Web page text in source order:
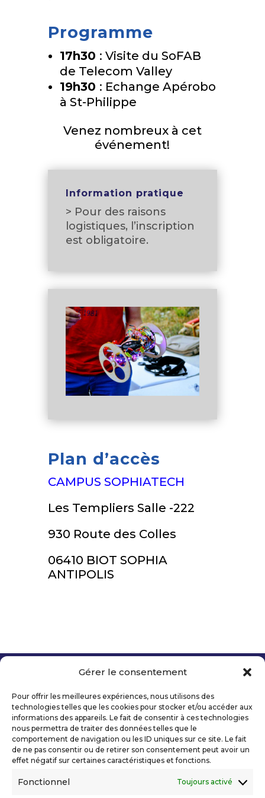
Gérer le consentement
Pour offrir les meilleures expériences, nous utilisons des
technologies telles que les cookies pour stocker et/ou accéder aux
informations des appareils. Le fait de consentir à ces technologies
nous permettra de traiter des données telles que le
comportement de navigation ou les ID uniques sur ce site. Le fait
de ne pas consentir ou de retirer son consentement peut avoir un
effet négatif sur certaines caractéristiques et fonctions.
Fonctionnel Toujours activé
Programme
17h30 : Visite du SoFAB
de Telecom Valley
19h30 : Echange Apérobo
à St-Philippe
Venez nombreux à cet
événement!
Information pratique
> Pour des raisons
logistiques, l’inscription
est obligatoire.
Plan d’accès
CAMPUS SOPHIATECH
Les Templiers Salle -222
930 Route des Colles
06410 BIOT SOPHIA
ANTIPOLIS
Mentions légales
Politique de confidentialité
Déclaration d’accessibilité numérique
Ils nous soutiennent